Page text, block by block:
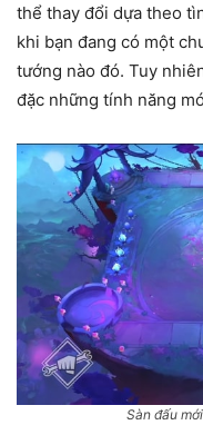
thể thay đổi dựa theo
khi bạn đang có một
tướng nào đó. Tuy
đặc những tính năng
Sàn đấu